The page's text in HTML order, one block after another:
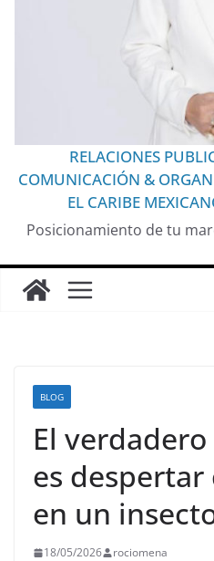
RELACIONES
COMUNICACIÓN &
EL CARIBE
Posicionamiento de tu
BLOG
El
es
en un
18/05/2026 rociomena